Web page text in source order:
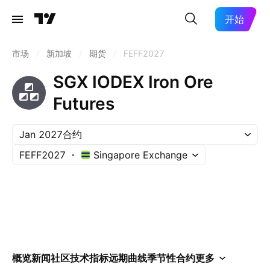
开始
市场 新加坡 期货 FEFF2027
SGX IODEX Iron Ore
Futures
Jan 2027合约
FEFF2027
Singapore Exchange
概览新闻社区技术指标远期曲线季节性合约更多